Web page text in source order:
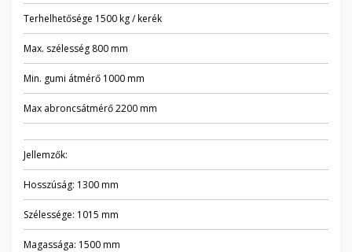
Terhelhetősége 1500 kg / kerék
Max. szélesség 800 mm
Min. gumi átmérő 1000 mm
Max abroncsátmérő 2200 mm
Jellemzők:
Hosszúság: 1300 mm
Szélessége: 1015 mm
Magassága: 1500 mm